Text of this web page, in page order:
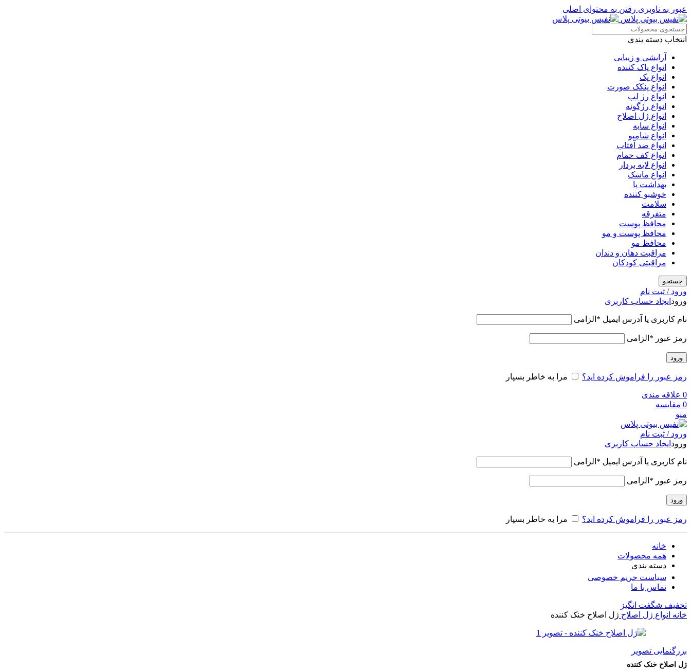
عبور به ناوبری رفتن به محتوای اصلی
انتخاب دسته بندی
آرایشی و زیبایی
انواع پاک کننده
انواع پک
انواع پنکک صورت
انواع رژ لب
انواع رژگونه
انواع ژل اصلاح
انواع سایه
انواع شامپو
انواع ضد آفتاب
انواع کف حمام
انواع لایه بردار
انواع ماسک
بهداشت پا
خوشبو کننده
سلامت
متفرقه
محافظ پوست
محافظ پوست و مو
محافظ مو
مراقبت دهان و دندان
مراقبتی کودکان
جستجو
ورود / ثبت نام
ورود ایجاد حساب کاربری
نام کاربری یا آدرس ایمیل * الزامی
رمز عبور * الزامی
ورود
رمز عبور را فراموش کرده اید؟ مرا به خاطر بسپار
0 علاقه مندی
0 مقایسه
منو
ورود / ثبت نام
ورود ایجاد حساب کاربری
نام کاربری یا آدرس ایمیل * الزامی
رمز عبور * الزامی
ورود
رمز عبور را فراموش کرده اید؟ مرا به خاطر بسپار
خانه
همه محصولات
دسته بندی
سیاست حریم خصوصی
تماس با ما
تخفیف شگفت انگیز
خانه انواع ژل اصلاح ژل اصلاح خنک کننده
بزرگنمایی تصویر
ژل اصلاح خنک کننده